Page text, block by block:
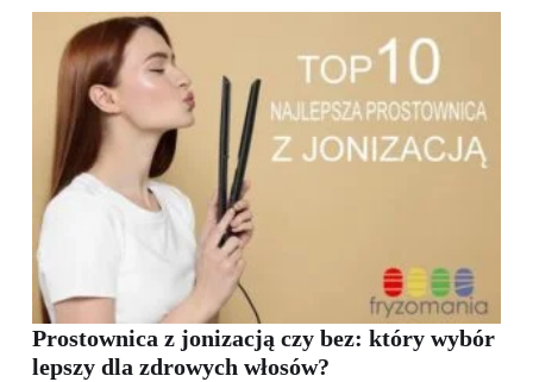
Prostownica z jonizacją czy bez: który wybór
lepszy dla zdrowych włosów?